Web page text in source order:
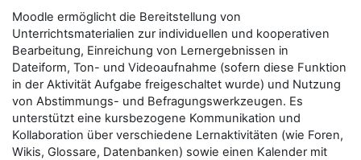
Moodle ermöglicht die Bereitstellung von
Unterrichtsmaterialien zur individuellen und kooperativen
Bearbeitung, Einreichung von Lernergebnissen in
Dateiform, Ton- und Videoaufnahme (sofern diese Funktion
in der Aktivität Aufgabe freigeschaltet wurde) und Nutzung
von Abstimmungs- und Befragungswerkzeugen. Es
unterstützt eine kursbezogene Kommunikation und
Kollaboration über verschiedene Lernaktivitäten (wie Foren,
Wikis, Glossare, Datenbanken) sowie einen Kalender mit